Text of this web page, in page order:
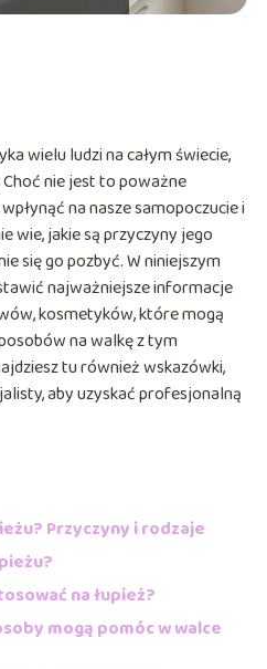
wielu ludzi na całym świecie,
Choć nie jest to poważne
na nasze samopoczucie i
wie, jakie są przyczyny jego
się go pozbyć. W niniejszym
najważniejsze informacje
kosmetyków, które mogą
na walkę z tym
tu również wskazówki,
aby uzyskać profesjonalną
Przyczyny i rodzaje
na łupież?
mogą pomóc w walce